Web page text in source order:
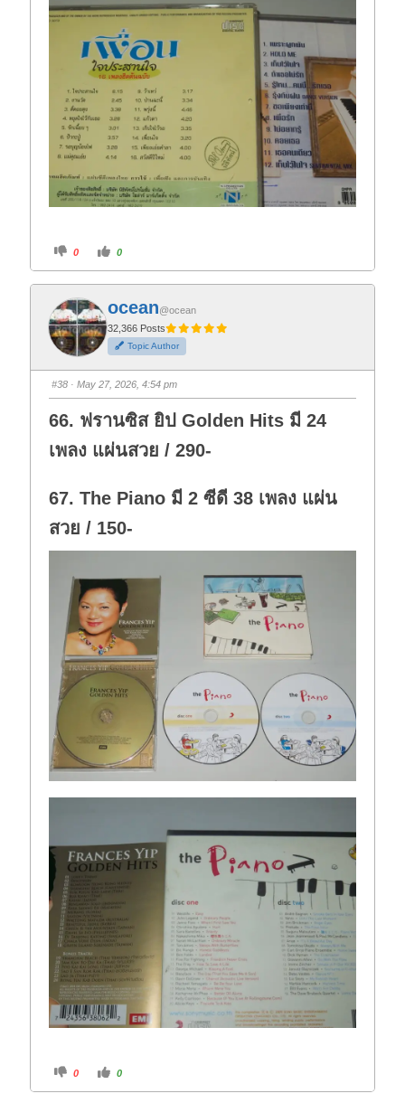
C
i
k
f
o
r
t
h
u
m
b
d
o
n
.
0
C
i
k
o
t
h
u
m
b
u
p
0
ocean@ocean
32,366 Posts
Topic Author
#38 · May 27, 2026, 4:54 pm
66. ฟรานซิส ยิป Golden Hits มี 24
เพลง แผ่นสวย / 290-
67. The Piano มี 2 ซีดี 38 เพลง แผ่น
สวย / 150-
C
i
0
C
i
0